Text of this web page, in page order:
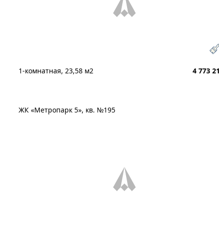
1-комнатная, 23,58 м2 4 773
ЖК «Метропарк 5», кв. №195